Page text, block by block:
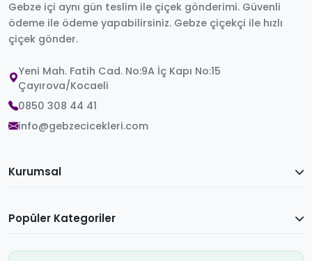
Gebze içi aynı gün teslim ile çiçek gönderimi. Güvenli
ödeme ile ödeme yapabilirsiniz. Gebze çiçekçi ile hızlı
çiçek gönder.
Yeni Mah. Fatih Cad. No:9A İç Kapı No:15
Çayırova/Kocaeli
0850 308 44 41
info@gebzecicekleri.com
Kurumsal
Popüler Kategoriler